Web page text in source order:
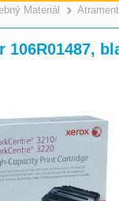
Materiál